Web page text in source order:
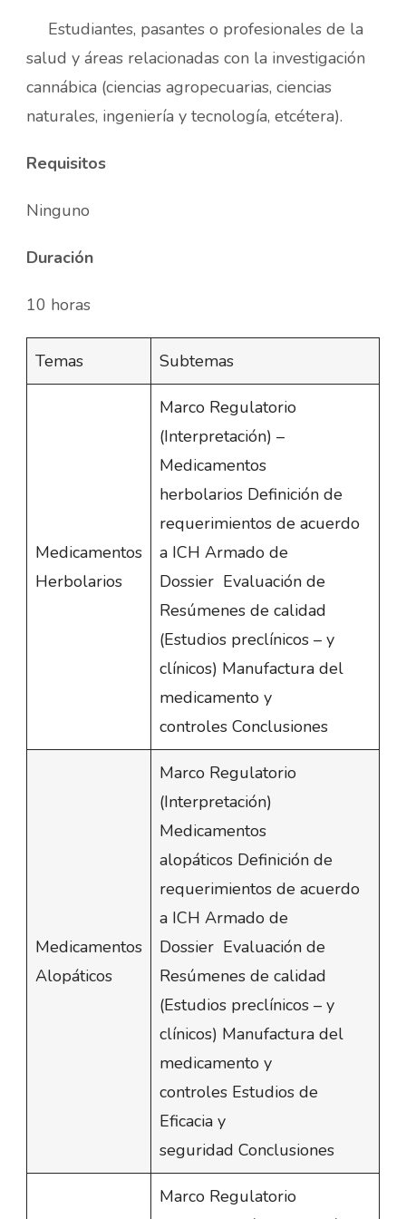
Estudiantes, pasantes o profesionales de la
salud y áreas relacionadas con la investigación
cannábica (ciencias agropecuarias, ciencias
naturales, ingeniería y tecnología, etcétera).
Requisitos
Ninguno
Duración
10 horas
Temas Subtemas
Medicamentos
Herbolarios
Marco Regulatorio
(Interpretación) –
Medicamentos
herbolarios Definición de
requerimientos de acuerdo
a ICH Armado de
Dossier Evaluación de
Resúmenes de calidad
(Estudios preclínicos – y
clínicos) Manufactura del
medicamento y
controles Conclusiones
Medicamentos
Alopáticos
Marco Regulatorio
(Interpretación)
Medicamentos
alopáticos Definición de
requerimientos de acuerdo
a ICH Armado de
Dossier Evaluación de
Resúmenes de calidad
(Estudios preclínicos – y
clínicos) Manufactura del
medicamento y
controles Estudios de
Eficacia y
seguridad Conclusiones
Marco Regulatorio